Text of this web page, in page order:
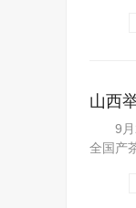
山西
9月26
全国产